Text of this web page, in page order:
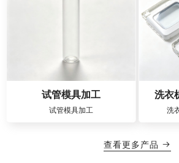
试管模具加工
试管模具加工
洗衣
洗
查看更多产品 